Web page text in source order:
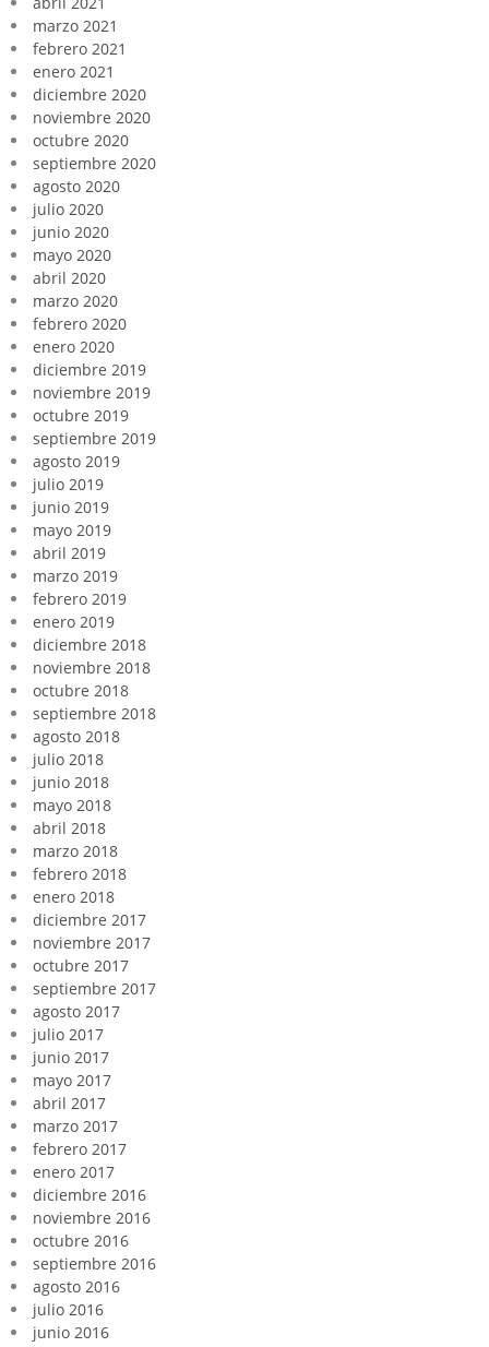
marzo 2021
febrero 2021
enero 2021
diciembre 2020
noviembre 2020
octubre 2020
septiembre 2020
agosto 2020
julio 2020
junio 2020
mayo 2020
abril 2020
marzo 2020
febrero 2020
enero 2020
diciembre 2019
noviembre 2019
octubre 2019
septiembre 2019
agosto 2019
julio 2019
junio 2019
mayo 2019
abril 2019
marzo 2019
febrero 2019
enero 2019
diciembre 2018
noviembre 2018
octubre 2018
septiembre 2018
agosto 2018
julio 2018
junio 2018
mayo 2018
abril 2018
marzo 2018
febrero 2018
enero 2018
diciembre 2017
noviembre 2017
octubre 2017
septiembre 2017
agosto 2017
julio 2017
junio 2017
mayo 2017
abril 2017
marzo 2017
febrero 2017
enero 2017
diciembre 2016
noviembre 2016
octubre 2016
septiembre 2016
agosto 2016
julio 2016
junio 2016